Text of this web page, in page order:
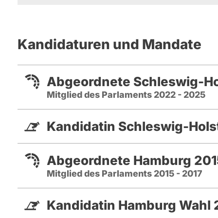
Fachanwältin für Handels-
Fachsprecherin für
Ausschuss für Wirtschaft,
Ortsvorsitzende der CDU-
Landesvorstandes
Kandidaturen und Mandate
Abgeordnete Schleswig-
Mitglied des Parlaments 2022 - 2025
Kandidatin Schleswig-
Abgeordnete Hamburg
Mitglied des Parlaments 2015 - 2017
Kandidatin Hamburg Wahl